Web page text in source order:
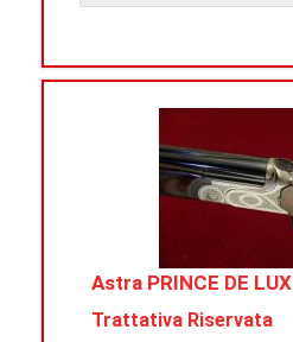
Astra PRINCE DE LUX
Trattativa Riservata